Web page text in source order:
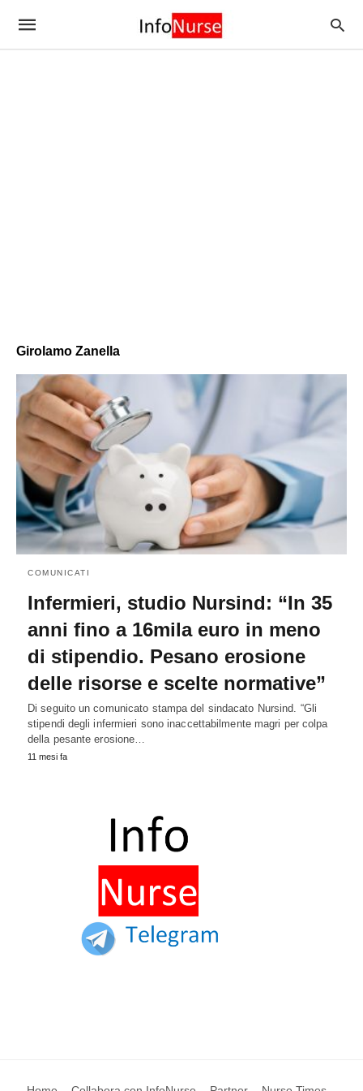
Girolamo Zanella
COMUNICATI
Infermieri, studio Nursind: “In 35
anni fino a 16mila euro in meno
di stipendio. Pesano erosione
delle risorse e scelte normative”
Di seguito un comunicato stampa del sindacato Nursind. “Gli
stipendi degli infermieri sono inaccettabilmente magri per colpa
della pesante erosione…
11 mesi fa